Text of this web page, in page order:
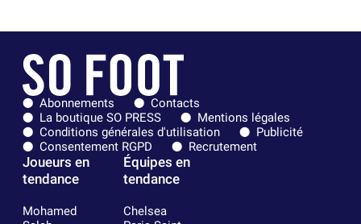
Abonnements
Contacts
La boutique SO PRESS
Mentions légales
Conditions générales d'utilisation
Publicité
Consentement RGPD
Recrutement
Joueurs en
tendance
Mohamed
Équipes en
tendance
Chelsea